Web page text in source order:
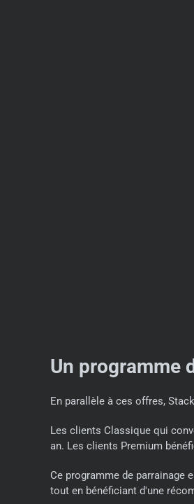
Un programme
En parallèle à ces offres,
Les clients Classique qui
an. Les clients Premium
Ce programme de parrainage
tout en bénéficiant d'une